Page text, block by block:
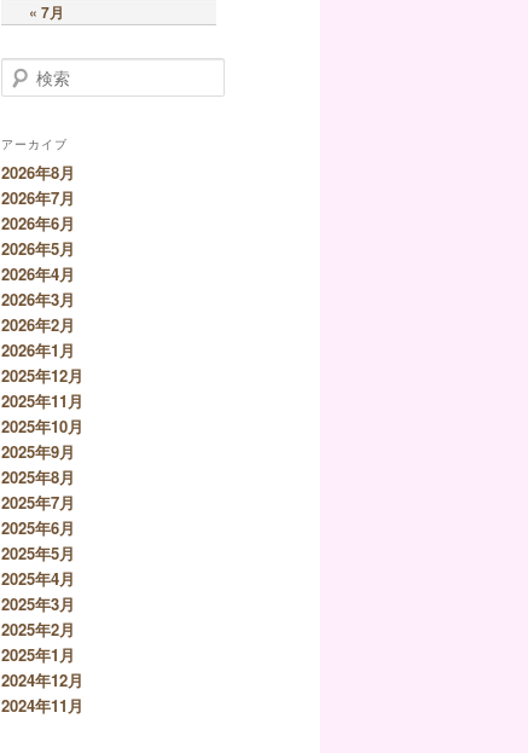
« 7月
検索
アーカイブ
2026年8月
2026年7月
2026年6月
2026年5月
2026年4月
2026年3月
2026年2月
2026年1月
2025年12月
2025年11月
2025年10月
2025年9月
2025年8月
2025年7月
2025年6月
2025年5月
2025年4月
2025年3月
2025年2月
2025年1月
2024年12月
2024年11月